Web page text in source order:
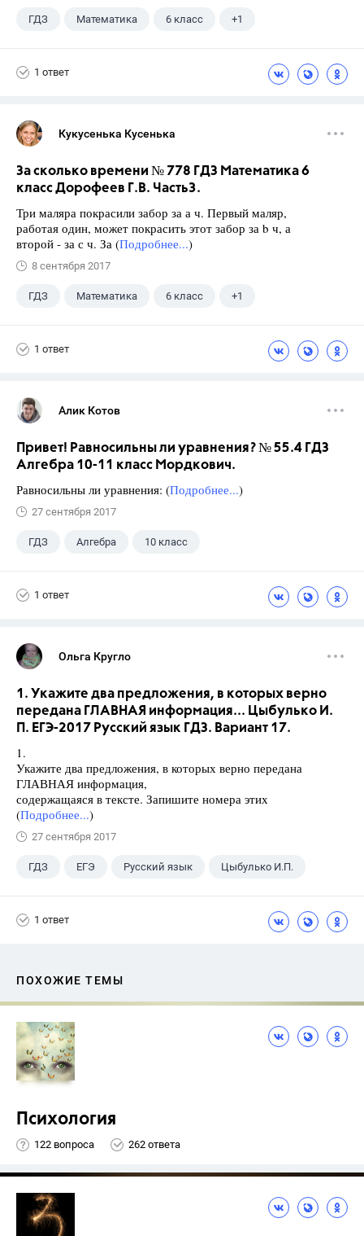
ГДЗ Математика 6 класс +1
1 ответ
Кукусенька Кусенька
За сколько времени № 778 ГДЗ Математика 6
класс Дорофеев Г.В. Часть3.
Три маляра покрасили забор за а ч. Первый маляр,
работая один, может покрасить этот забор за b ч, а
второй - за с ч. За (Подробнее...)
8 сентября 2017
ГДЗ Математика 6 класс +1
1 ответ
Алик Котов
Привет! Равносильны ли уравнения? № 55.4 ГДЗ
Алгебра 10-11 класс Мордкович.
Равносильны ли уравнения: (Подробнее...)
27 сентября 2017
ГДЗ Алгебра 10 класс
1 ответ
Ольга Кругло
1. Укажите два предложения, в которых верно
передана ГЛАВНАЯ информация... Цыбулько И.
П. ЕГЭ-2017 Русский язык ГДЗ. Вариант 17.
1.
Укажите два предложения, в которых верно передана
ГЛАВНАЯ информация,
содержащаяся в тексте. Запишите номера этих
(Подробнее...)
27 сентября 2017
ГДЗ ЕГЭ Русский язык Цыбулько И.П.
1 ответ
ПОХОЖИЕ ТЕМЫ
Психология
122 вопроса 262 ответа